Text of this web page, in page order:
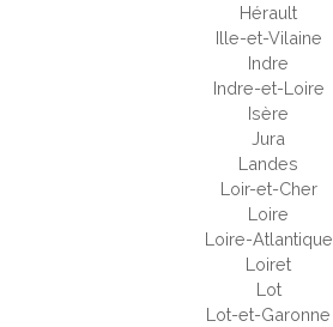
Hérault
Ille-et-Vilaine
Indre
Indre-et-Loire
Isère
Jura
Landes
Loir-et-Cher
Loire
Loire-Atlantique
Loiret
Lot
Lot-et-Garonne